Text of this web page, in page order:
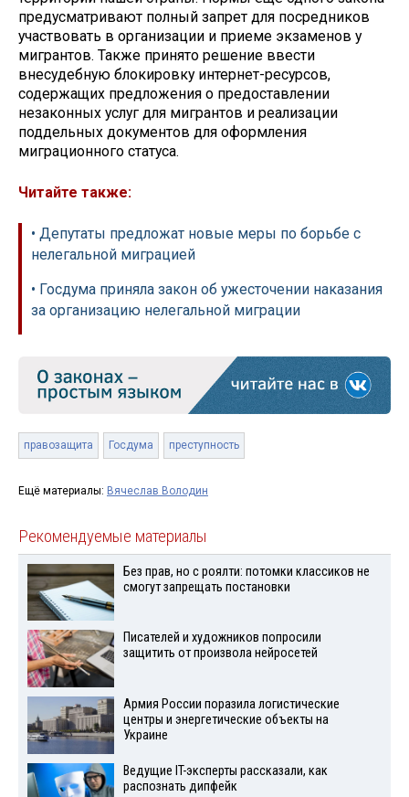
предусматривают полный запрет для посредников
участвовать в организации и приеме экзаменов у
мигрантов. Также принято решение ввести
внесудебную блокировку интернет-ресурсов,
содержащих предложения о предоставлении
незаконных услуг для мигрантов и реализации
поддельных документов для оформления
миграционного статуса.
Читайте также:
• Депутаты предложат новые меры по борьбе с
нелегальной миграцией
• Госдума приняла закон об ужесточении наказания
за организацию нелегальной миграции
правозащита Госдума преступность
Ещё материалы: Вячеслав Володин
Рекомендуемые материалы
Без прав, но с роялти: потомки классиков не
смогут запрещать постановки
Писателей и художников попросили
защитить от произвола нейросетей
Армия России поразила логистические
центры и энергетические объекты на
Украине
Ведущие IT-эксперты рассказали, как
распознать дипфейк